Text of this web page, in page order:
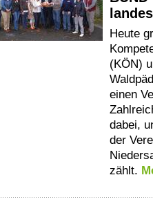
Heute
(KÖN)
einen
dabei,
der
zählt.